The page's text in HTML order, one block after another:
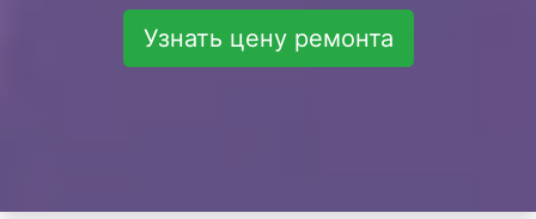
Узнать цену ремонта